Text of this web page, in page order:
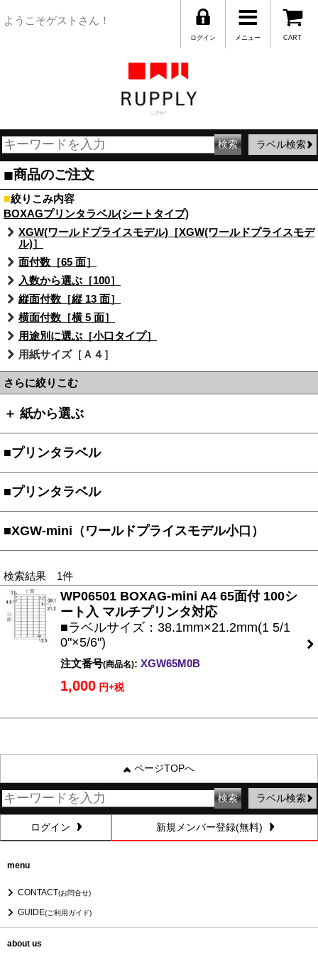
ようこそゲストさん！
CART
メニュー
ログイン
ラベル検索
■商品のご注文
■絞りこみ内容
BOXAGプリンタラベル(シートタイプ)
XGW(ワールドプライスモデル)［XGW(ワールドプライスモデ
ル)］
面付数［65 面］
入数から選ぶ［100］
縦面付数［縦 13 面］
横面付数［横 5 面］
用途別に選ぶ［小口タイプ］
用紙サイズ［Ａ４］
さらに絞りこむ
＋ 紙から選ぶ
■プリンタラベル
■プリンタラベル
■XGW-mini（ワールドプライスモデル小口）
検索結果 1件
WP06501 BOXAG-mini A4 65面付 100シ
ート入 マルチプリンタ対応
■ラベルサイズ：38.1mm×21.2mm(1 5/1
0"×5/6")
注文番号(商品名): XGW65M0B
1,000 円+税
ページTOPへ
ラベル検索
ログイン 新規メンバー登録(無料)
menu
CONTACT(お問合せ)
GUIDE(ご利用ガイド)
about us